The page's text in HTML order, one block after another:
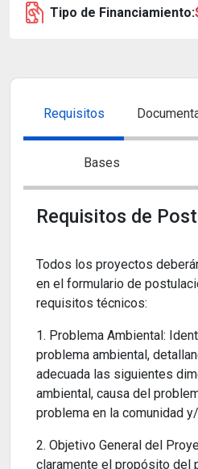
Tipo de Financiamiento:
Requisitos
Bases
Requisitos de
Todos los proyectos
en el formulario de
requisitos técnicos:
1. Problema Ambiental:
problema ambiental,
adecuada las siguientes
ambiental, causa del
problema en la comunidad
2. Objetivo General del
claramente el propósito del